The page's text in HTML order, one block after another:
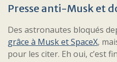
Presse anti-Musk et
Des astronautes bloqués
grâce à Musk et SpaceX,
pour les citer. Eh oui, c’est